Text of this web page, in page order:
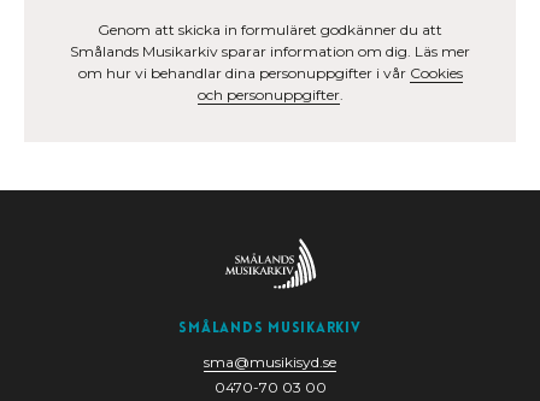
Genom att skicka in formuläret godkänner du att
Smålands Musikarkiv sparar information om dig. Läs mer
om hur vi behandlar dina personuppgifter i vår Cookies
och personuppgifter.
Smålands Musikarkiv
sma@musikisyd.se
0470-70 03 00